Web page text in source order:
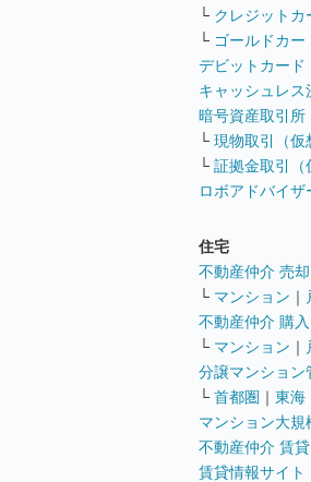
└ クレジットカ
└ ゴールドカー
デビットカード
キャッシュレス
暗号資産取引所
└ 現物取引（仮
└ 証拠金取引（
ロボアドバイザ
住宅
不動産仲介 売却
└ マンション ｜
不動産仲介 購入
└ マンション ｜
分譲マンション
└ 首都圏 ｜ 東海
マンション大規
不動産仲介 賃貸
賃貸情報サイト